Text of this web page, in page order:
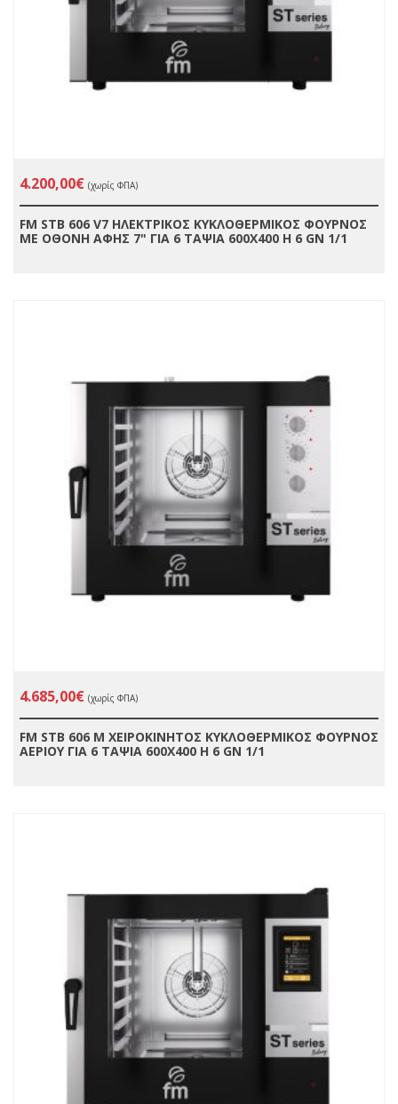
4.200,00€ (χωρίς ΦΠΑ)
FM STB 606 V7 ΗΛΕΚΤΡΙΚΟΣ ΚΥΚΛΟΘΕΡΜΙΚΟΣ ΦΟΥΡΝΟΣ
ΜΕ ΟΘΟΝΗ ΑΦΗΣ 7" ΓΙΑ 6 ΤΑΨΙΑ 600X400 Η 6 GN 1/1
4.685,00€ (χωρίς ΦΠΑ)
FM STB 606 M ΧΕΙΡΟΚΙΝΗΤΟΣ ΚΥΚΛΟΘΕΡΜΙΚΟΣ ΦΟΥΡΝΟΣ
ΑΕΡΙΟΥ ΓΙΑ 6 ΤΑΨΙΑ 600X400 Η 6 GN 1/1